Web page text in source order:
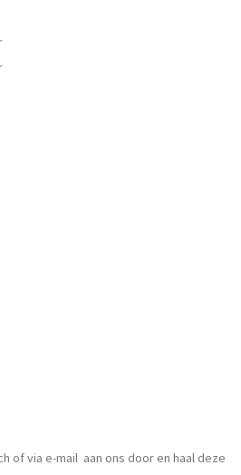
of via e-mail aan ons door en haal deze